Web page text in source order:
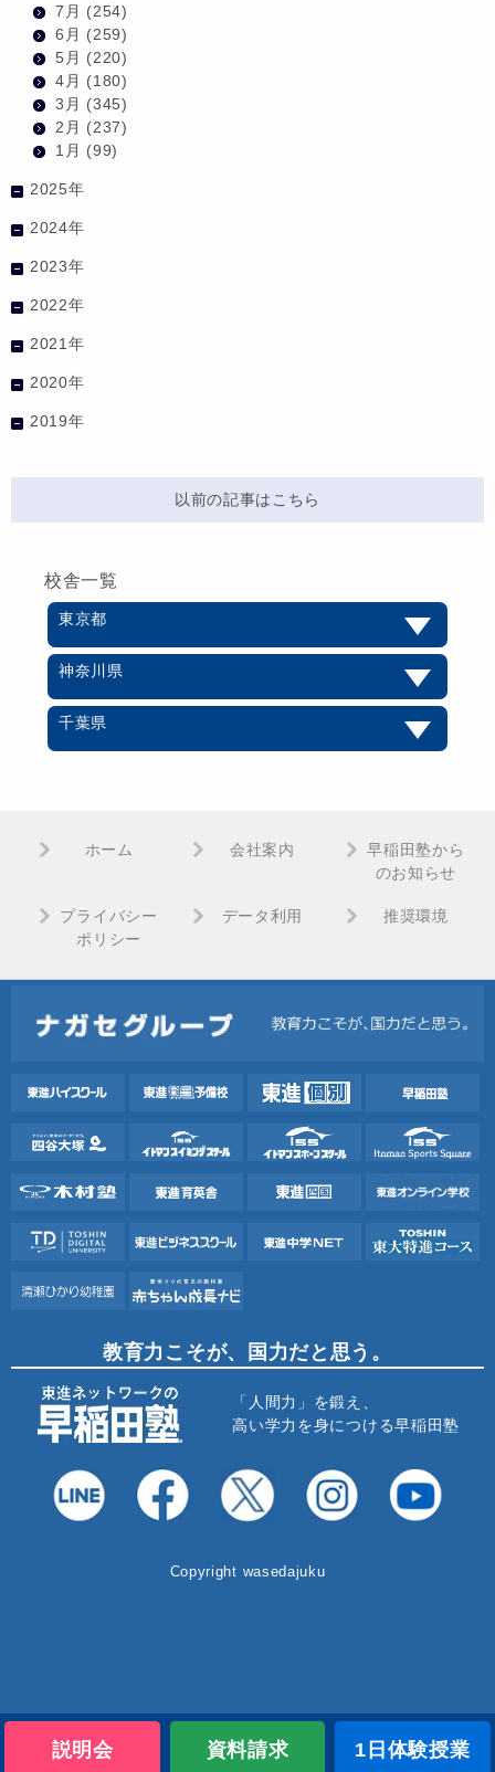
7月 (254)
6月 (259)
5月 (220)
4月 (180)
3月 (345)
2月 (237)
1月 (99)
2025年
2024年
2023年
2022年
2021年
2020年
2019年
以前の記事はこちら
校舎一覧
東京都
神奈川県
千葉県
ホーム 会社案内
早稲田塾から
のお知らせ
プライバシー
ポリシー
データ利用 推奨環境
教育力こそが、国力だと思う。
「人間力」を鍛え、
高い学力を身につける早稲田塾
Copyright wasedajuku
説明会 資料請求 1日体験授業